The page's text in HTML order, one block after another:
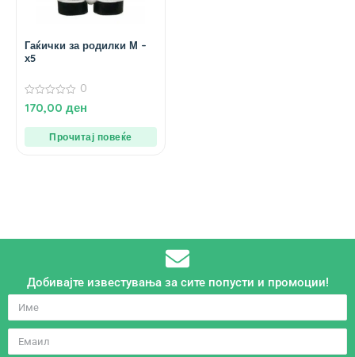
Гаќички за родилки М –
х5
0
од
0
170,00 ден
Прочитај повеќе
Добивајте известувања за сите попусти и промоции!